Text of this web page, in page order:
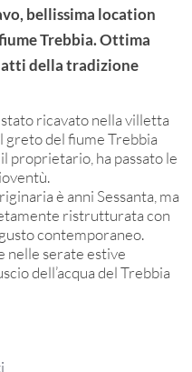
bellissima location
Trebbia. Ottima
della tradizione
ricavato nella villetta
greto del fiume Trebbia
proprietario, ha passato le
è anni Sessanta, ma
ristrutturata con
contemporaneo.
nelle serate estive
dell’acqua del Trebbia